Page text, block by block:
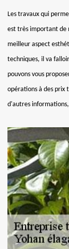
Les travaux qui
est très important de
meilleur aspect
techniques, il va
pouvons vous
opérations à des prix
d'autres